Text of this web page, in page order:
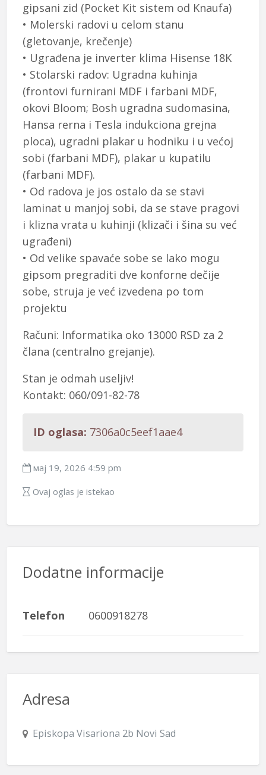
gipsani zid (Pocket Kit sistem od Knaufa)
• Molerski radovi u celom stanu
(gletovanje, krečenje)
• Ugrađena je inverter klima Hisense 18K
• Stolarski radov: Ugradna kuhinja
(frontovi furnirani MDF i farbani MDF,
okovi Bloom; Bosh ugradna sudomasina,
Hansa rerna i Tesla indukciona grejna
ploca), ugradni plakar u hodniku i u većoj
sobi (farbani MDF), plakar u kupatilu
(farbani MDF).
• Od radova je jos ostalo da se stavi
laminat u manjoj sobi, da se stave pragovi
i klizna vrata u kuhinji (klizači i šina su već
ugrađeni)
• Od velike spavaće sobe se lako mogu
gipsom pregraditi dve konforne dečije
sobe, struja je već izvedena po tom
projektu
Računi: Informatika oko 13000 RSD za 2
člana (centralno grejanje).
Stan je odmah useljiv!
Kontakt: 060/091-82-78
ID oglasa: 7306a0c5eef1aae4
мај 19, 2026 4:59 pm
Ovaj oglas je istekao
Dodatne informacije
Telefon 0600918278
Adresa
Episkopa Visariona 2b Novi Sad